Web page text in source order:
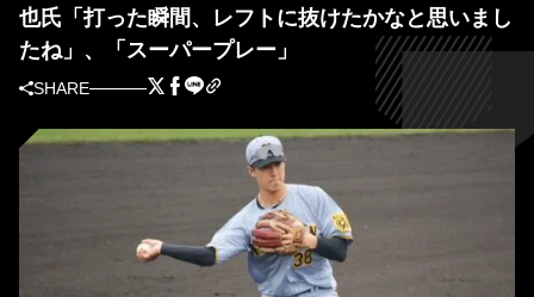
也氏「打った瞬間、レフトに抜けたかなと思いまし
たね」、「スーパープレー」
SHARE